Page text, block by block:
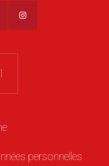
personnelles